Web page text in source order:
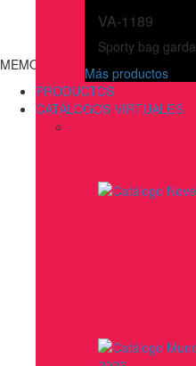
VA-1189
Sporty bag garda
Más productos
PRODUCTOS
CATÁLOGOS VIRTUALES
MEMORIAS USB